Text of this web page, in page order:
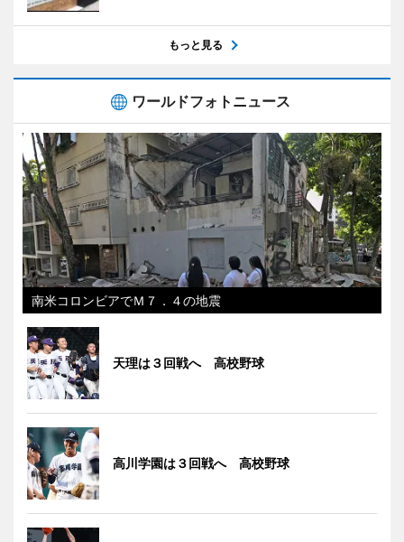
もっと見る
ワールドフォトニュース
南米コロンビアでＭ７．４の地震
天理は３回戦へ 高校野球
高川学園は３回戦へ 高校野球